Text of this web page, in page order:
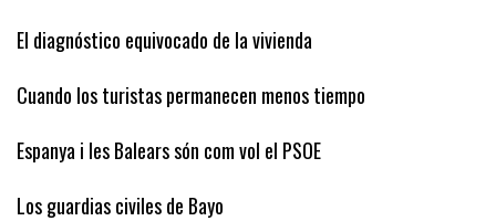
El diagnóstico equivocado de la vivienda
Cuando los turistas permanecen menos tiempo
Espanya i les Balears són com vol el PSOE
Los guardias civiles de Bayo